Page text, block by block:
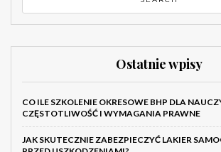
Ostatnie wpisy
CO ILE SZKOLENIE OKRESOWE BHP DLA
CZĘSTOTLIWOŚĆ I WYMAGANIA PRAWNE
JAK SKUTECZNIE ZABEZPIECZYĆ LAKIER